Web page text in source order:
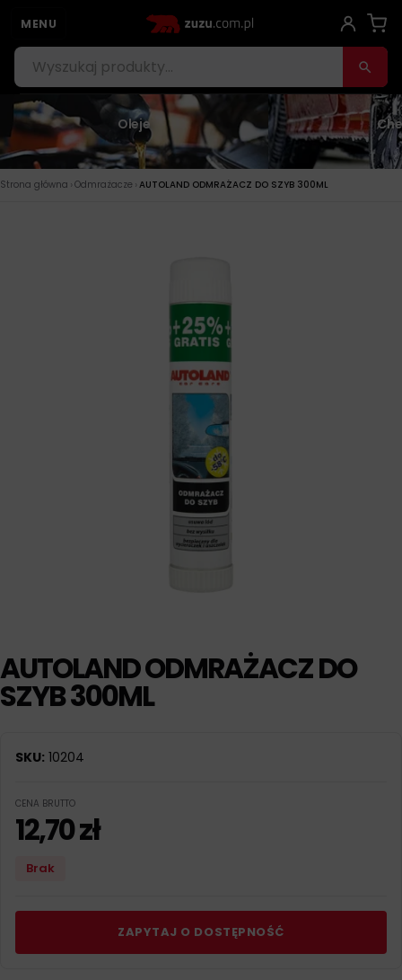
MENU
Oleje
Strona główna › Odmrażacze › AUTOLAND ODMRAŻACZ DO SZYB 300ML
AUTOLAND ODMRAŻACZ DO
SZYB 300ML
SKU: 10204
CENA BRUTTO
12,70zł
Brak
ZAPYTAJ O DOSTĘPNOŚĆ